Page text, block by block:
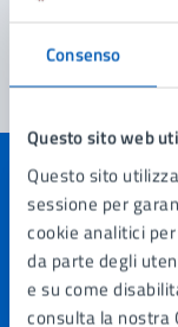
Consenso
Questo sito web
Questo sito
sessione per
cookie analitici
da parte degli
e su come
consulta la nostra
Quanto sono
pagina?
Valuta 3
Valuta 2
Valuta 1 stelle